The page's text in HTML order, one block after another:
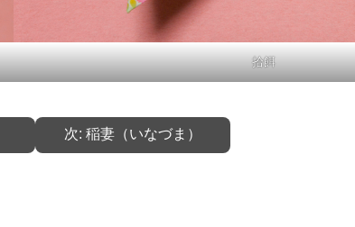
拾餌
次: 稲妻（いなづま）